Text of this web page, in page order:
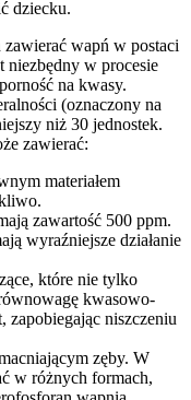
dziecku.
wapń w postaci
niezbędny w procesie
na kwasy.
(oznaczony na
niż 30 jednostek.
zawierać:
materiałem
zawartość 500 ppm.
wyraźniejsze działanie
które nie tylko
kwasowo-
zapobiegając niszczeniu
zęby. W
w różnych formach,